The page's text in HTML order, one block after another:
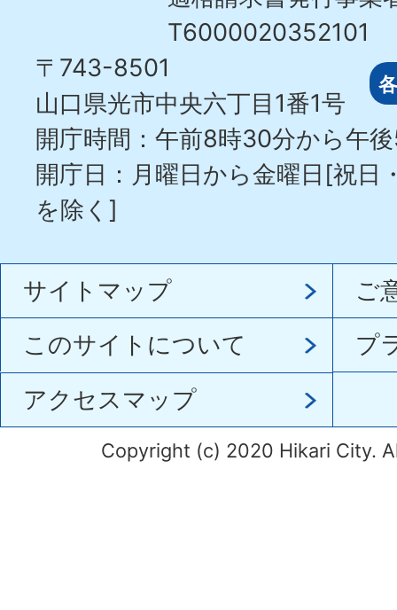
T6000020352101
〒743-8501
山口県光市中央六丁目1番1号
開庁時間：午前8時30分から午
開庁日：月曜日から金曜日[祝日
を除く]
サイトマップ
ご
このサイトについて
プ
アクセスマップ
Copyright (c) 2020 Hikari City.